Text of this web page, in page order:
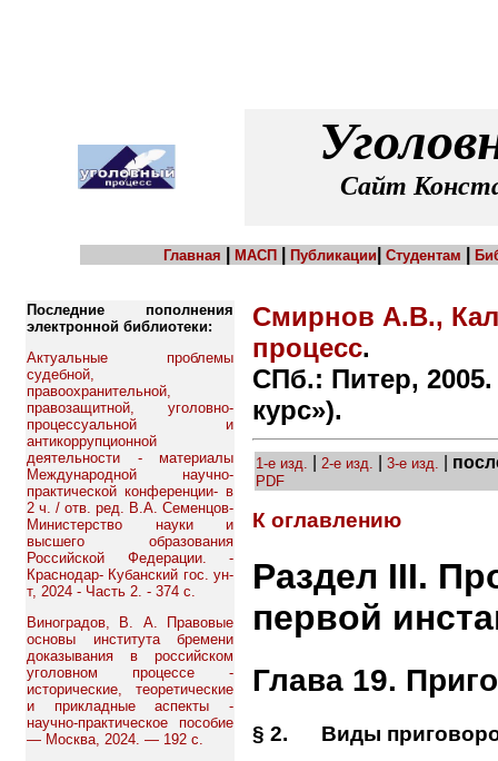
Сайт
Главная МАСП Публикации Студентам
Последние пополнения
электронной библиотеки:
Актуальные проблемы
судебной,
правоохранительной,
правозащитной, уголовно-
процессуальной и
антикоррупционной
деятельности - материалы
Международной научно-
практической конференции- в
2 ч. / отв. ред. В.А. Семенцов-
Министерство науки и
высшего образования
Российской Федерации. -
Краснодар- Кубанский гос. ун-
т, 2024 - Часть 2. - 374 с.
Виноградов, В. А. Правовые
основы института бремени
доказывания в российском
уголовном процессе -
исторические, теоретические
и прикладные аспекты -
научно-практическое пособие
— Москва, 2024. — 192 с.
Смирнов А.В.,
процесс.
СПб.: Питер,
курс»).
1-е изд. 2-е изд. 3-е изд.
PDF
К оглавлению
Раздел III.
первой
Глава 19.
§ 2. Виды